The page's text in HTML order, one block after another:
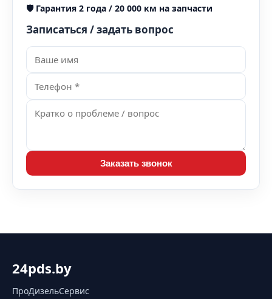
🛡️Гарантия 2 года / 20 000 км на запчасти
Записаться / задать вопрос
Заказать звонок
24pds.by
ПроДизельСервис